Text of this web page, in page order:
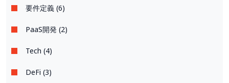
要件定義 (6)
PaaS開発 (2)
Tech (4)
DeFi (3)